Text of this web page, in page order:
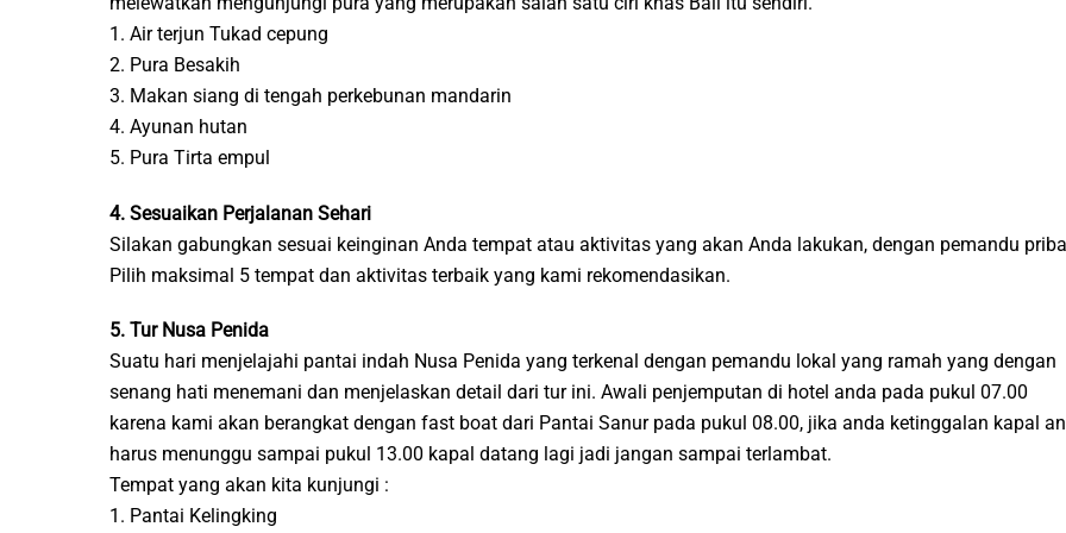
1. Air terjun Tukad cepung
2. Pura Besakih
3. Makan siang di tengah perkebunan mandarin
4. Ayunan hutan
5. Pura Tirta empul
4. Sesuaikan Perjalanan Sehari
Silakan gabungkan sesuai keinginan Anda tempat atau aktivitas yang akan Anda lakukan, dengan pemandu
Pilih maksimal 5 tempat dan aktivitas terbaik yang kami rekomendasikan.
5. Tur Nusa Penida
Suatu hari menjelajahi pantai indah Nusa Penida yang terkenal dengan pemandu lokal yang ramah yang dengan
senang hati menemani dan menjelaskan detail dari tur ini. Awali penjemputan di hotel anda pada pukul 07.00
karena kami akan berangkat dengan fast boat dari Pantai Sanur pada pukul 08.00, jika anda ketinggalan kapal
harus menunggu sampai pukul 13.00 kapal datang lagi jadi jangan sampai terlambat.
Tempat yang akan kita kunjungi :
1. Pantai Kelingking